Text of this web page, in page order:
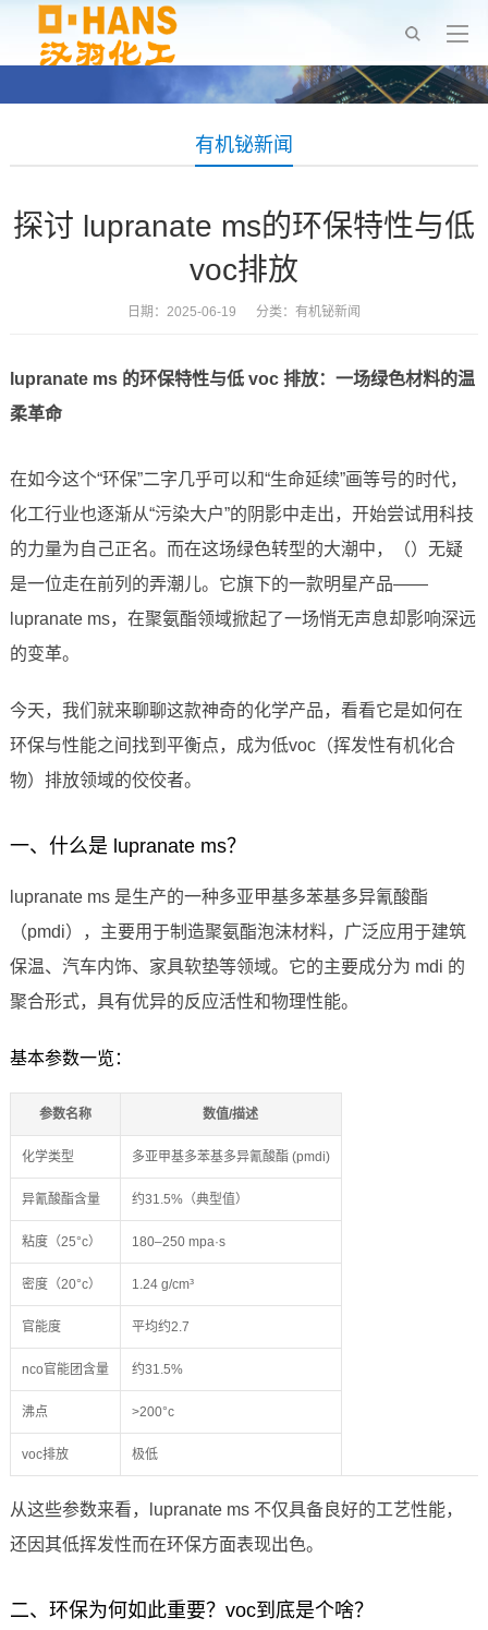
有机铋新闻
探讨 lupranate ms的环保特性与低
voc排放
日期：2025-06-19 分类： 有机铋新闻
lupranate ms 的环保特性与低 voc 排放：一场绿色材料的温
柔革命
在如今这个“环保”二字几乎可以和“生命延续”画等号的时代，
化工行业也逐渐从“污染大户”的阴影中走出，开始尝试用科技
的力量为自己正名。而在这场绿色转型的大潮中，（）无疑
是一位走在前列的弄潮儿。它旗下的一款明星产品——
lupranate ms，在聚氨酯领域掀起了一场悄无声息却影响深远
的变革。
今天，我们就来聊聊这款神奇的化学产品，看看它是如何在
环保与性能之间找到平衡点，成为低voc（挥发性有机化合
物）排放领域的佼佼者。
一、什么是 lupranate ms？
lupranate ms 是生产的一种多亚甲基多苯基多异氰酸酯
（pmdi），主要用于制造聚氨酯泡沫材料，广泛应用于建筑
保温、汽车内饰、家具软垫等领域。它的主要成分为 mdi 的
聚合形式，具有优异的反应活性和物理性能。
基本参数一览：
参数名称 数值/描述
化学类型 多亚甲基多苯基多异氰酸酯 (pmdi)
异氰酸酯含量 约31.5%（典型值）
粘度（25°c） 180–250 mpa·s
密度（20°c） 1.24 g/cm³
官能度 平均约2.7
nco官能团含量 约31.5%
沸点 >200°c
voc排放 极低
从这些参数来看，lupranate ms 不仅具备良好的工艺性能，
还因其低挥发性而在环保方面表现出色。
二、环保为何如此重要？voc到底是个啥？